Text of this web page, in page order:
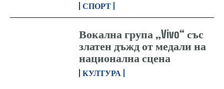
СПОРТ
Вокална група „Vivo“ със
златен дъжд от медали на
национална сцена
КУЛТУРА